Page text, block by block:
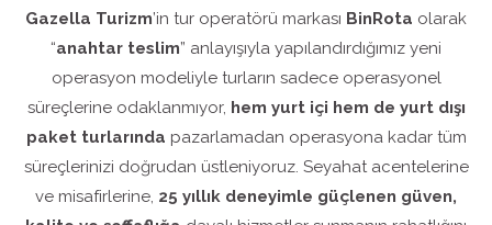
Gazella Turizm’in tur operatörü markası BinRota olarak
“anahtar teslim” anlayışıyla yapılandırdığımız yeni
operasyon modeliyle turların sadece operasyonel
süreçlerine odaklanmıyor, hem yurt içi hem de yurt dışı
paket turlarında pazarlamadan operasyona kadar tüm
süreçlerinizi doğrudan üstleniyoruz. Seyahat acentelerine
ve misafirlerine, 25 yıllık deneyimle güçlenen güven,